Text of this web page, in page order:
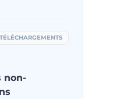
TÉLÉCHARGEMENTS
non-